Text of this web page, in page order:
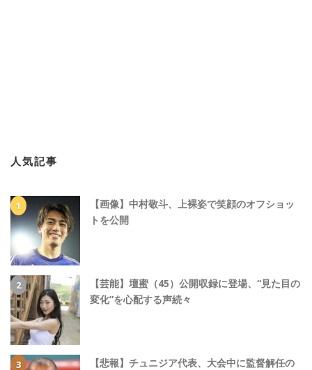
人気記事
【画像】中村敬斗、上裸姿で笑顔のオフショッ
トを公開
【芸能】壇蜜（45）公開収録に登場、“見た目の
変化”を心配する声続々
【悲報】チュニジア代表、大会中に監督解任の